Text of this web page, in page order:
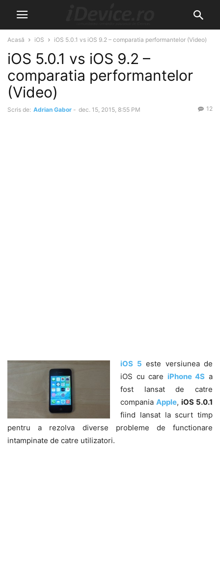
Acasă iOS iOS 5.0.1 vs iOS 9.2 – comparatia performantelor (Video)
iOS 5.0.1 vs iOS 9.2 –
comparatia performantelor
(Video)
Scris de: Adrian Gabor - dec. 15, 2015, 8:55 PM 12
iOS 5 este versiunea de
iOS cu care iPhone 4S a
fost lansat de catre
compania Apple, iOS 5.0.1
fiind lansat la scurt timp
pentru a rezolva diverse probleme de functionare
intampinate de catre utilizatori.